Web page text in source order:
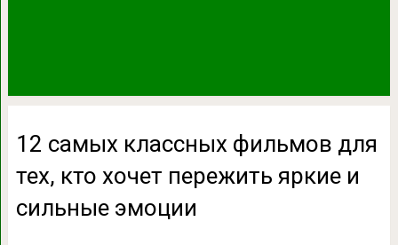
12 самых классных фильмов для
тех, кто хочет пережить яркие и
сильные эмоции